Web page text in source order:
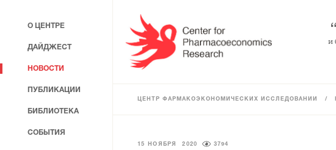
“
и
ЦЕНТР ФАРМАКОЭКОНОМИЧЕСКИХ ИССЛЕДОВАНИЙ /
15 НОЯБРЯ 2020 3794
О ЦЕНТРЕ
ДАЙДЖЕСТ
НОВОСТИ
ПУБЛИКАЦИИ
БИБЛИОТЕКА
СОБЫТИЯ